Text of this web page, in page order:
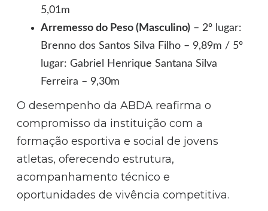
5,01m
Arremesso do Peso (Masculino) – 2º lugar:
Brenno dos Santos Silva Filho – 9,89m / 5º
lugar: Gabriel Henrique Santana Silva
Ferreira – 9,30m
O desempenho da ABDA reafirma o
compromisso da instituição com a
formação esportiva e social de jovens
atletas, oferecendo estrutura,
acompanhamento técnico e
oportunidades de vivência competitiva.